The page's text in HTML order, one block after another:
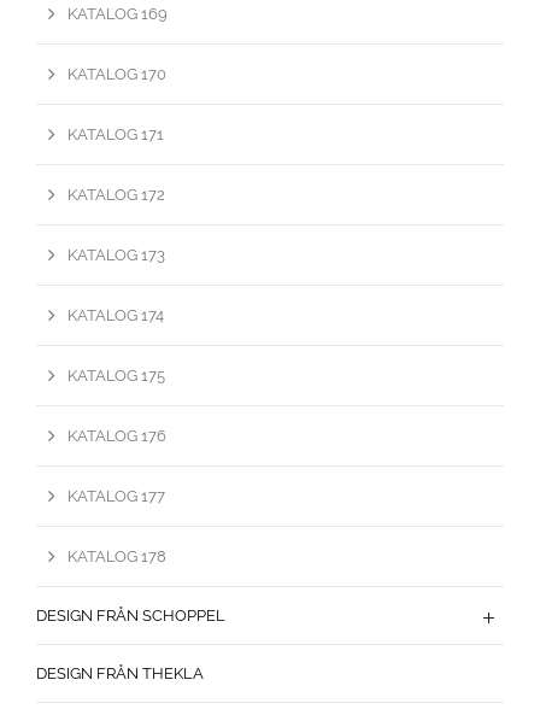
KATALOG 169
KATALOG 170
KATALOG 171
KATALOG 172
KATALOG 173
KATALOG 174
KATALOG 175
KATALOG 176
KATALOG 177
KATALOG 178
DESIGN FRÅN SCHOPPEL
DESIGN FRÅN THEKLA